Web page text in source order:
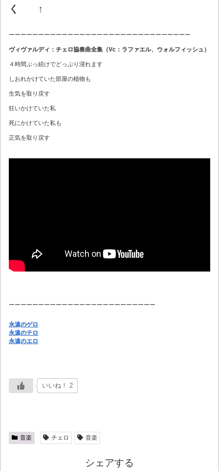
く
↑
ーーーーーーーーーーーーーーーーーーーーーーーーーーーーーーー
ヴィヴァルディ：チェロ協奏曲全集（Vc：ラファエル、ウォルフィッシュ）
４時間ぶっ続けでどっぷり浸れます
しおれかけていた部屋の植物も
生気を取り戻す
狂いかけていた私
死にかけていた私も
正気を取り戻す
ーーーーーーーーーーーーーーーーーーーーーーーーー
永遠のゲロ
永遠のテロ
永遠のエロ
いいね！ 2
音楽 チェロ 音楽
シェアする